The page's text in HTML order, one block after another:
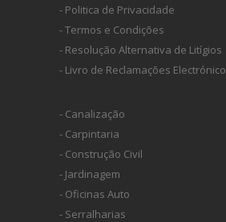
- Politica de Privacidade
- Termos e Condições
- Resolução Alternativa de Litígios
- Livro de Reclamações Electrónico
- Canalização
- Carpintaria
- Construção Civil
- Jardinagem
- Oficinas Auto
- Serralharias